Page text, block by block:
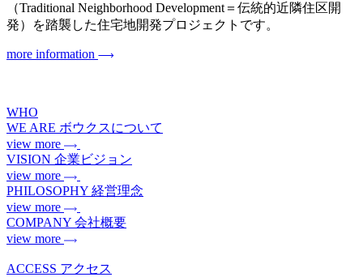
（Traditional Neighborhood Development＝伝統的近隣住区開
発）を踏襲した住宅地開発プロジェクトです。
more information
WHO
WE ARE ボウクスについて
view more
VISION 企業ビジョン
view more
PHILOSOPHY 経営理念
view more
COMPANY 会社概要
view more
ACCESS アクセス